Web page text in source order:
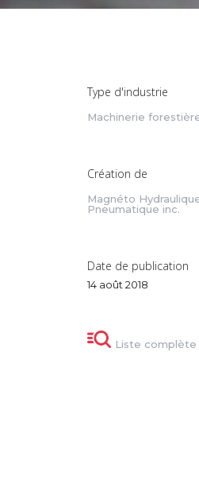
Type d'industrie
Machinerie
Création de
Magnéto
Pneumatique inc.
Date de publication
14 août 2018
Liste